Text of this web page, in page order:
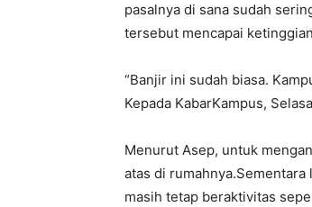
pasalnya di sana sudah
tersebut mencapai
“Banjir ini sudah biasa.
Kepada KabarKampus,
Menurut Asep, untuk
atas di
masih tetap beraktivitas